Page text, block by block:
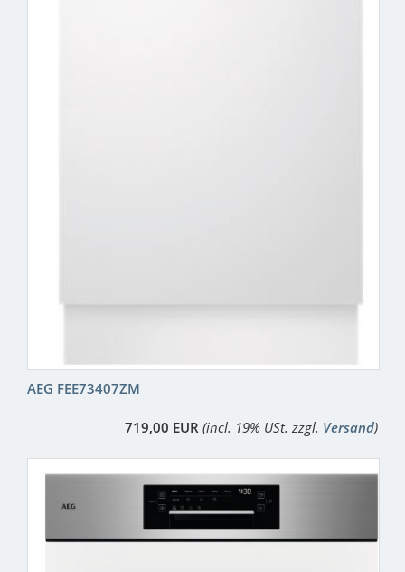
AEG FEE73407ZM
719,00 EUR (incl. 19% USt. zzgl. Versand)